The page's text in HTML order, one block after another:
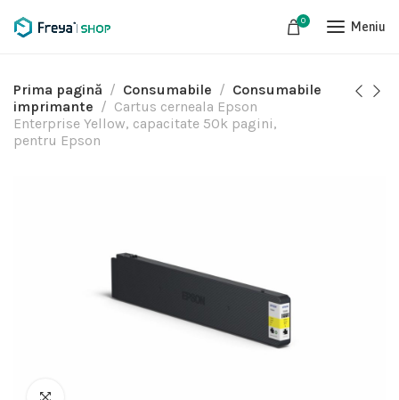
0 Meniu
Prima pagină Consumabile
Consumabile
imprimante
Cartus cerneala Epson
Enterprise Yellow, capacitate 50k pagini,
pentru Epson